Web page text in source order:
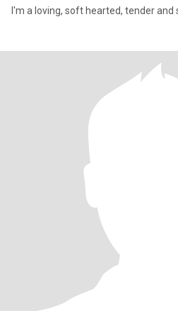
I'm a loving, soft hearted, tender and